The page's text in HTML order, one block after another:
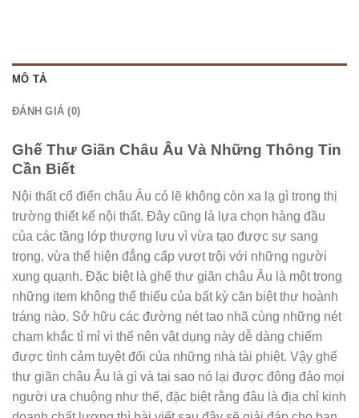
MÔ TẢ
ĐÁNH GIÁ (0)
Ghế Thư Giãn Châu Âu Và Những Thông Tin
Cần Biết
Nội thất cổ điển châu Âu có lẽ không còn xa lạ gì trong thị
trường thiết kế nội thất. Đây cũng là lựa chọn hàng đầu
của các tầng lớp thượng lưu vì vừa tạo được sự sang
trọng, vừa thể hiện đẳng cấp vượt trội với những người
xung quạnh. Đặc biệt là ghế thư giãn châu Âu là một trong
những item không thể thiếu của bất kỳ căn biệt thự hoành
tráng nào. Sở hữu các đường nét tao nhã cùng những nét
chạm khắc tỉ mỉ vì thế nên vật dụng này dễ dàng chiếm
được tình cảm tuyệt đối của những nhà tài phiệt. Vậy ghế
thư giãn châu Âu là gì và tại sao nó lại được đông đảo mọi
người ưa chuộng như thế, đặc biệt rằng đâu là địa chỉ kinh